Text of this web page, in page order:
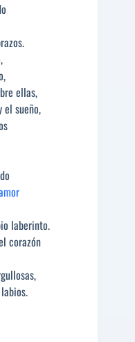
ellas,
sueño,
laberinto.
corazón